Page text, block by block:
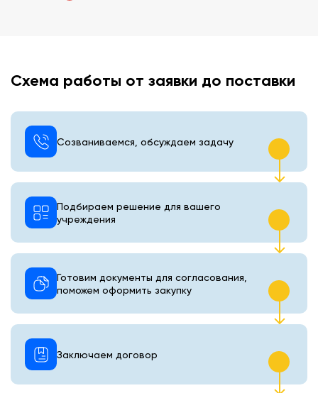
Схема работы от заявки до поставки
Созваниваемся, обсуждаем задачу
Подбираем решение для вашего
учреждения
Готовим документы для согласования,
поможем оформить закупку
Заключаем договор